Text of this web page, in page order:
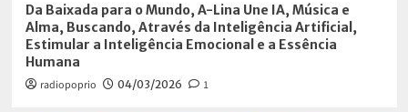
Da Baixada para o Mundo, A-Lina Une IA, Música e
Alma, Buscando, Através da Inteligência Artificial,
Estimular a Inteligência Emocional e a Essência
Humana
radiopoprio 04/03/2026 1